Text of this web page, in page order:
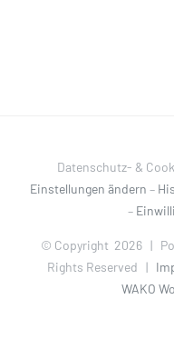
Datenschutz- &
Einstellungen ändern –
–
© Copyright 2026 |
Rights Reserved |
WAKO